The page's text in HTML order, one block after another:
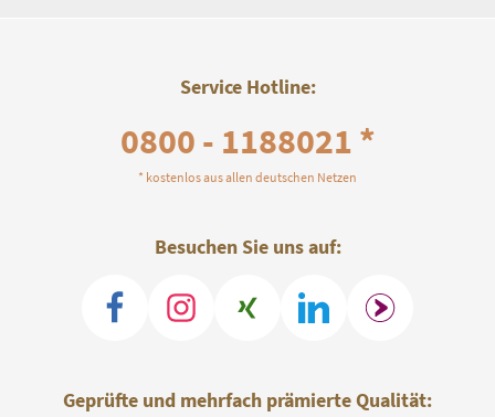
Service Hotline:
0800 - 1188021 *
* kostenlos aus allen deutschen Netzen
Besuchen Sie uns auf:
Geprüfte und mehrfach prämierte Qualität: